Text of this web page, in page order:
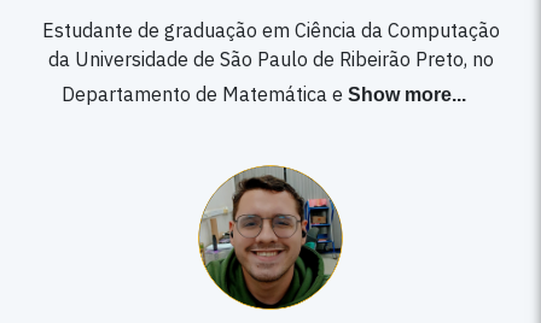
Estudante de graduação em Ciência da Computação
da Universidade de São Paulo de Ribeirão Preto, no
Departamento de Matemática e Show more...